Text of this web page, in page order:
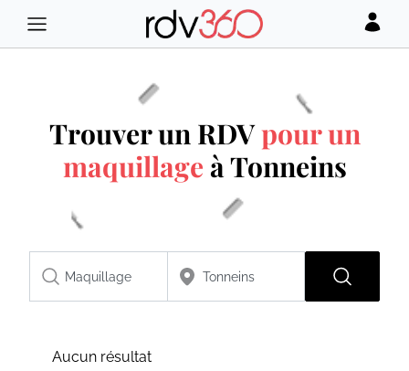
Trouver un RDVpour un
maquillage à Tonneins
Aucun résultat